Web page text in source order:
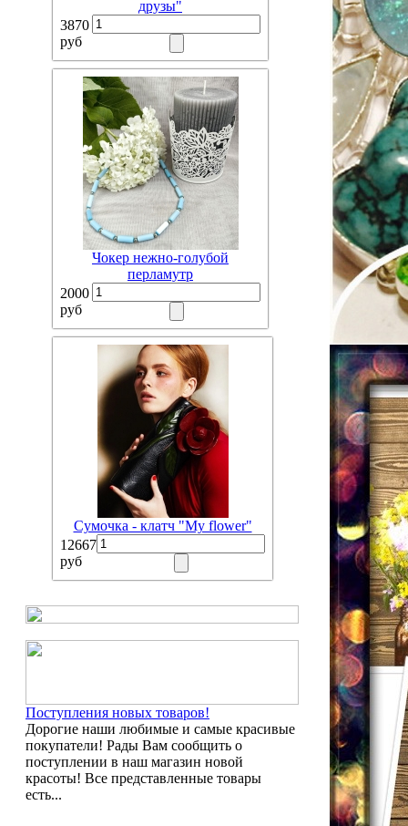
друзы"
3870
руб
Чокер нежно-голубой
перламутр
2000
руб
Сумочка - клатч "My flower"
12667
руб
Поступления новых товаров!
Дорогие наши любимые и самые красивые
покупатели! Рады Вам сообщить о
поступлении в наш магазин новой
красоты! Все представленные товары
есть...